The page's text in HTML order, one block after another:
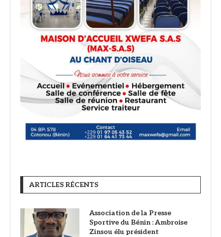
ARTICLES RÉCENTS
Association de la Presse
Sportive du Bénin : Ambroise
Zinsou élu président